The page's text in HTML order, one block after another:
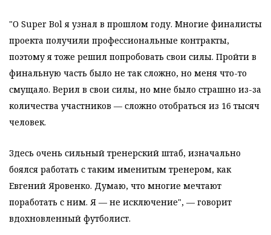
"О Super Bol я узнал в прошлом году. Многие финалисты
проекта получили профессиональные контракты,
поэтому я тоже решил попробовать свои силы. Пройти в
финальную часть было не так сложно, но меня что-то
смущало. Верил в свои силы, но мне было страшно из-за
количества участников — сложно отобраться из 16 тысяч
человек.
Здесь очень сильный тренерский штаб, изначально
боялся работать с таким именитым тренером, как
Евгений Яровенко. Думаю, что многие мечтают
поработать с ним. Я — не исключение", — говорит
вдохновленный футболист.